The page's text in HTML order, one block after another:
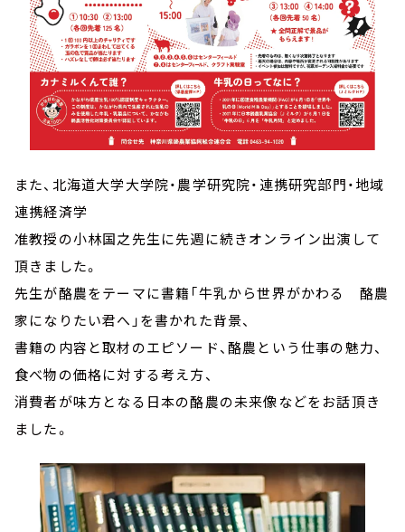
また、北海道大学大学院・農学研究院・連携研究部門・地域
連携経済学
准教授の小林国之先生に先週に続きオンライン出演して
頂きました。
先生が酪農をテーマに書籍「牛乳から世界がかわる 酪農
家になりたい君へ」を書かれた背景、
書籍の内容と取材のエピソード、酪農という仕事の魅力、
食べ物の価格に対する考え方、
消費者が味方となる日本の酪農の未来像などをお話頂き
ました。